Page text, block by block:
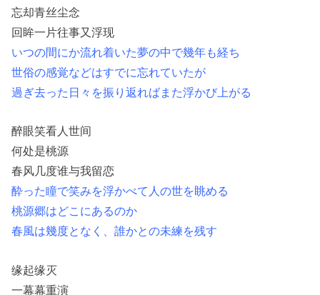
忘却青丝尘念
回眸一片往事又浮现
いつの間にか流れ着いた夢の中で幾年も経ち
世俗の感覚などはすでに忘れていたが
過ぎ去った日々を振り返ればまた浮かび上がる
醉眼笑看人世间
何处是桃源
春风几度谁与我留恋
酔った瞳で笑みを浮かべて人の世を眺める
桃源郷はどこにあるのか
春風は幾度となく、誰かとの未練を残す
缘起缘灭
一幕幕重演